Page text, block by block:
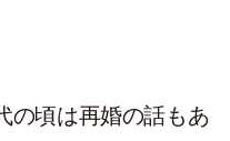
の頃は再婚の話もあ